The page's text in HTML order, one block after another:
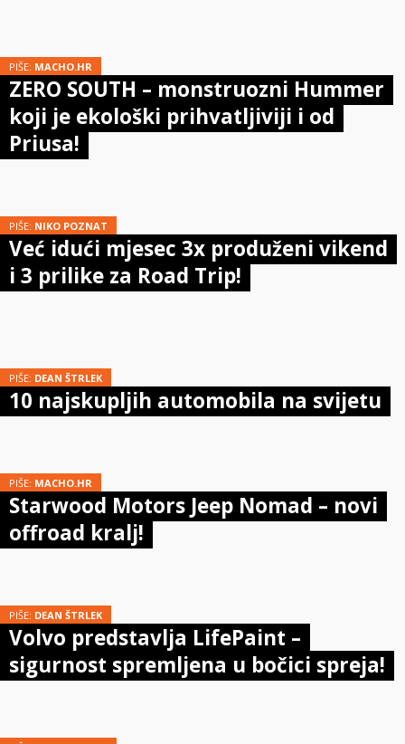
PIŠE: MACHO.HR
ZERO SOUTH – monstruozni Hummer
koji je ekološki prihvatljiviji i od
Priusa!
PIŠE: NIKO POZNAT
Već idući mjesec 3x produženi vikend
i 3 prilike za Road Trip!
PIŠE: DEAN ŠTRLEK
10 najskupljih automobila na svijetu
PIŠE: MACHO.HR
Starwood Motors Jeep Nomad – novi
offroad kralj!
PIŠE: DEAN ŠTRLEK
Volvo predstavlja LifePaint –
sigurnost spremljena u bočici spreja!